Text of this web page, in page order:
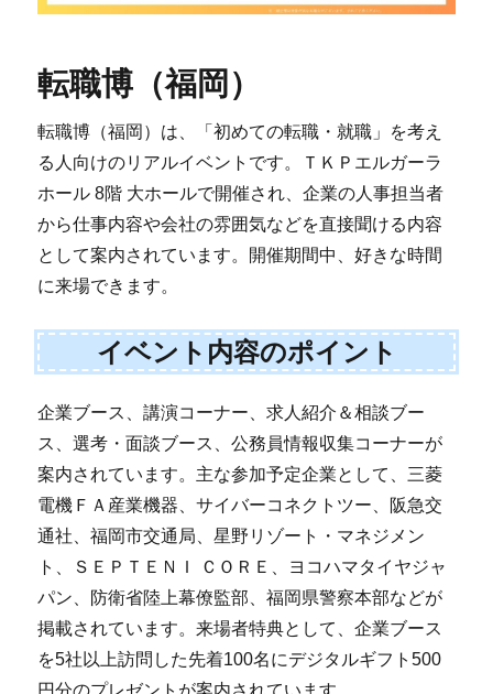
転職博（福岡）
転職博（福岡）は、「初めての転職・就職」を考え
る人向けのリアルイベントです。ＴＫＰエルガーラ
ホール 8階 大ホールで開催され、企業の人事担当者
から仕事内容や会社の雰囲気などを直接聞ける内容
として案内されています。開催期間中、好きな時間
に来場できます。
イベント内容のポイント
企業ブース、講演コーナー、求人紹介＆相談ブー
ス、選考・面談ブース、公務員情報収集コーナーが
案内されています。主な参加予定企業として、三菱
電機ＦＡ産業機器、サイバーコネクトツー、阪急交
通社、福岡市交通局、星野リゾート・マネジメン
ト、ＳＥＰＴＥＮＩ ＣＯＲＥ、ヨコハマタイヤジャ
パン、防衛省陸上幕僚監部、福岡県警察本部などが
掲載されています。来場者特典として、企業ブース
を5社以上訪問した先着100名にデジタルギフト500
円分のプレゼントが案内されています。